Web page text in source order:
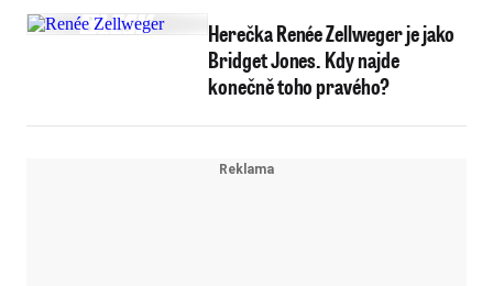
Herečka Renée Zellweger je jako
Bridget Jones. Kdy najde
konečně toho pravého?